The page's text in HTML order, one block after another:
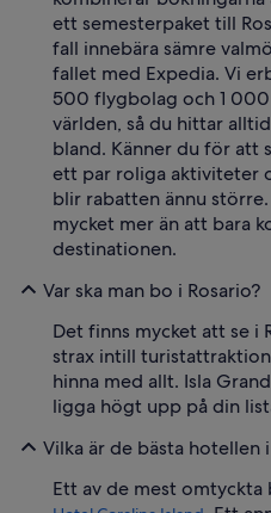
ett semesterpaket till
fall innebära sämre
fallet med Expedia. Vi
500 flygbolag och 1
världen, så du hittar
bland. Känner du för att
ett par roliga aktiviteter
blir rabatten ännu
mycket mer än att bara
destinationen.
Var ska man bo i Rosario?
Det finns mycket att se i
strax intill
hinna med allt. Isla
ligga högt upp på din
Vilka är de bästa hotellen
Ett av de mest